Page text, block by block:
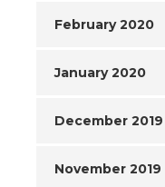
February 2020
January 2020
December 2019
November 2019